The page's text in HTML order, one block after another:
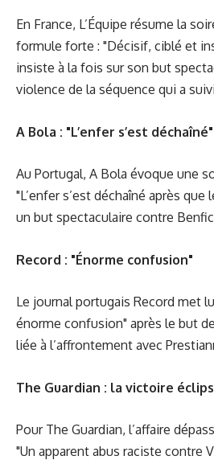
En France, L’Équipe résume la
formule forte : "Décisif, ciblé et
insiste à la fois sur son but
violence de la séquence qui a
A Bola : "L’enfer s’est déchaîné"
Au Portugal, A Bola évoque une
"L’enfer s’est déchaîné après que
un but spectaculaire contre
Record : "Énorme confusion"
Le journal portugais Record met
énorme confusion" après le but
liée à l’affrontement avec
The Guardian : la victoire
Pour The Guardian, l’affaire
"Un apparent abus raciste contre